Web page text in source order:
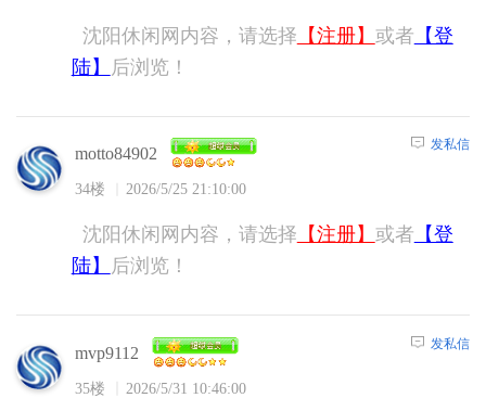
沈阳休闲网内容，请选择 【注册】 或者 【登
陆】
后浏览！
motto84902
34楼 2026/5/25 21:10:00
发私信
沈阳休闲网内容，请选择 【注册】 或者 【登
陆】
后浏览！
mvp9112
35楼 2026/5/31 10:46:00
发私信